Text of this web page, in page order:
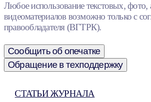
Любое использование текстовых, фото,
видеоматериалов возможно только с
правообладателя (ВГТРК).
Сообщить об опечатке
Обращение в техподдержку
СТАТЬИ ЖУРНАЛА